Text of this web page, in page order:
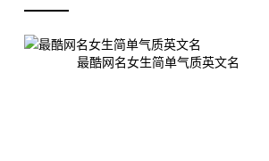
最酷网名女生简单气质英文名